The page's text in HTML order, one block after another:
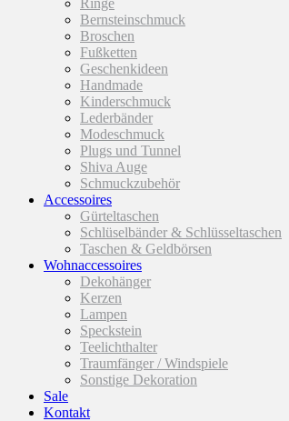
Ringe
Bernsteinschmuck
Broschen
Fußketten
Geschenkideen
Handmade
Kinderschmuck
Lederbänder
Modeschmuck
Plugs und Tunnel
Shiva Auge
Schmuckzubehör
Accessoires
Gürteltaschen
Schlüselbänder & Schlüsseltaschen
Taschen & Geldbörsen
Wohnaccessoires
Dekohänger
Kerzen
Lampen
Speckstein
Teelichthalter
Traumfänger / Windspiele
Sonstige Dekoration
Sale
Kontakt